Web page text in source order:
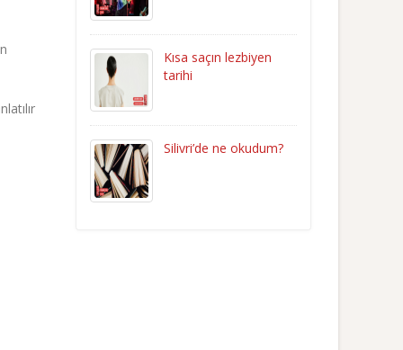
Kısa saçın lezbiyen
tarihi
Silivri’de ne okudum?